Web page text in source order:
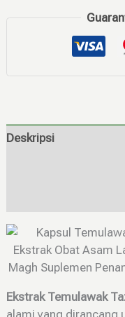
Deskripsi
Ekstrak Temulawak
alami yang dirancang